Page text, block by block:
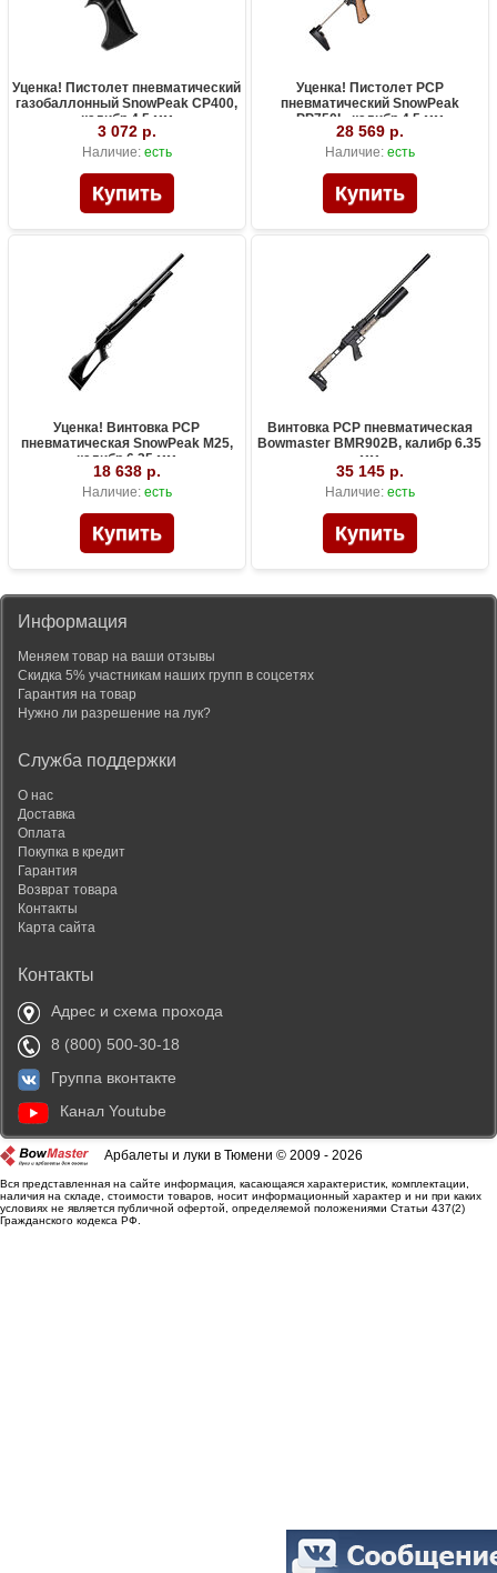
Уценка! Пистолет пневматический
газобаллонный SnowPeak CP400,
калибр 4.5 мм
3 072 р.
Наличие: есть
Уценка! Пистолет PCP
пневматический SnowPeak
PP750L, калибр 4.5 мм
28 569 р.
Наличие: есть
Уценка! Винтовка PCP
пневматическая SnowPeak M25,
калибр 6.35 мм
18 638 р.
Наличие: есть
Винтовка PCP пневматическая
Bowmaster BMR902B, калибр 6.35
мм
35 145 р.
Наличие: есть
Информация
Меняем товар на ваши отзывы
Скидка 5% участникам наших групп в соцсетях
Гарантия на товар
Нужно ли разрешение на лук?
Служба поддержки
О нас
Доставка
Оплата
Покупка в кредит
Гарантия
Возврат товара
Контакты
Карта сайта
Контакты
Адрес и схема прохода
8 (800) 500-30-18
Группа вконтакте
Канал Youtube
Арбалеты и луки в Тюмени © 2009 - 2026
Вся представленная на сайте информация, касающаяся характеристик, комплектации,
наличия на складе, стоимости товаров, носит информационный характер и ни при каких
условиях не является публичной офертой, определяемой положениями Статьи 437(2)
Гражданского кодекса РФ.